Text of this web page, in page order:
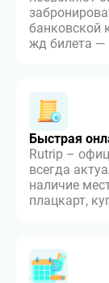
банковской
жд билета —
Быстрая
Rutrip –
всегда
наличие
плацкарт,